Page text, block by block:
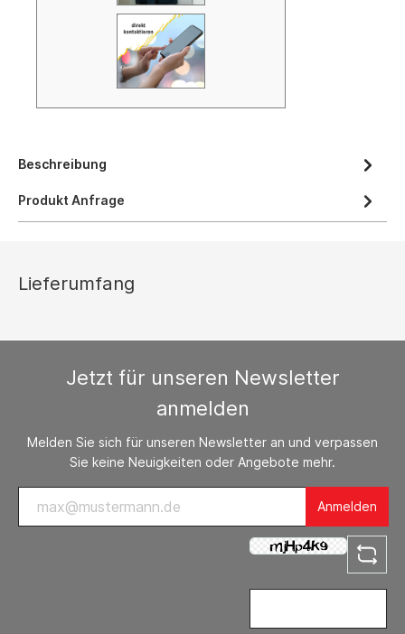
Beschreibung
Produkt Anfrage
Lieferumfang
Jetzt für unseren Newsletter
anmelden
Melden Sie sich für unseren Newsletter an und verpassen
Sie keine Neuigkeiten oder Angebote mehr.
Anmelden